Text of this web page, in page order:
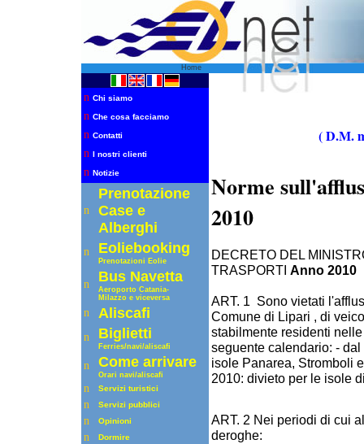
Home
n Chi siamo
n Che cosa facciamo
n Contatti
n I nostri clienti
n Notizie
n
Prenotazione
Case e
Alberghi
n Eoliebooking
Prenotazioni Eolie
n Bus Navetta
Aeroporto Catania-
Milazzo e viceversa
n Aliscafi
n Biglietti
Ferries/navi/aliscafi
n Come arrivare
Orari navi/aliscafi
n Servizi turistici
n Servizi pubblici
n Opinioni
n Dormire
( D.M.
Norme
2010
DECRETO DEL
TRASPORTI Anno 2010
ART. 1 Sono vietati
Comune di Lipari , di
stabilmente residenti
seguente calendario: -
isole Panarea, Stromboli
2010: divieto per le isole
ART. 2 Nei periodi di cui
deroghe: